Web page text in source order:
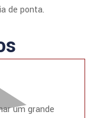
de ponta.
um grande